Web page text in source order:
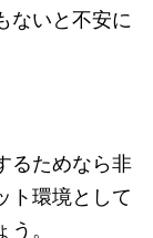
ないと不安に
るためなら非
ト環境として
。